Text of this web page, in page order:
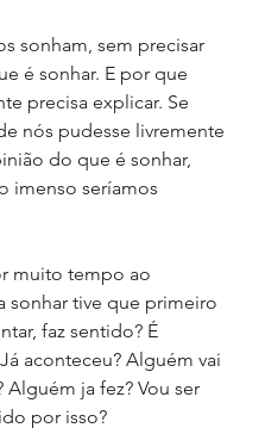
sonham, sem precisar
é sonhar. E por que
precisa explicar. Se
nós pudesse livremente
do que é sonhar,
imenso seríamos
muito tempo ao
sonhar tive que primeiro
faz sentido? É
aconteceu? Alguém vai
Alguém ja fez? Vou ser
por isso?